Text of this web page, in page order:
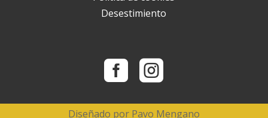
Desestimiento
 
Diseñado por Pavo Mengano